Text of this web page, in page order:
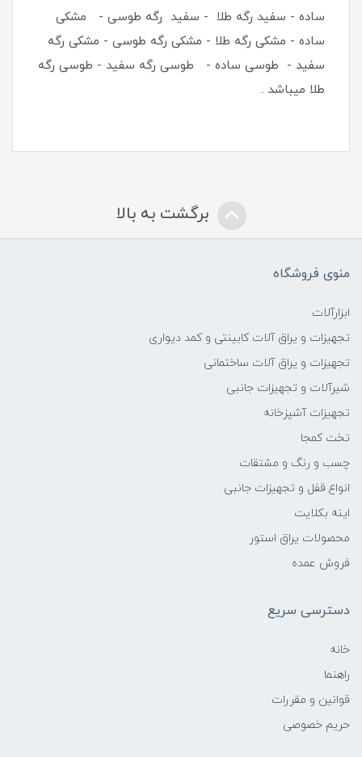
ساده - سفید رگه طلا - سفید رگه طوسی - مشکی
ساده - مشکی رگه طلا - مشکی رگه طوسی - مشکی رگه
سفید - طوسی ساده - طوسی رگه سفید - طوسی رگه
طلا میباشد .
برگشت به بالا
منوی فروشگاه
ابزارآلات
تجهیزات و یراق آلات کابینتی و کمد دیواری
تجهیزات و یراق آلات ساختمانی
شیرآلات و تجهیزات جانبی
تجهیزات آشپزخانه
تخت کمجا
چسب و رنگ و مشتقات
انواع قفل و تجهیزات جانبی
اینه بکلایت
محصولات یراق استور
فروش عمده
دسترسی سریع
خانه
راهنما
قوانین و مقررات
حریم خصوصی